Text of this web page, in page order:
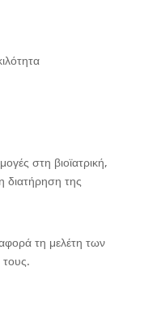
στη βιοϊατρική,
διατήρηση της
τη μελέτη των
τους.